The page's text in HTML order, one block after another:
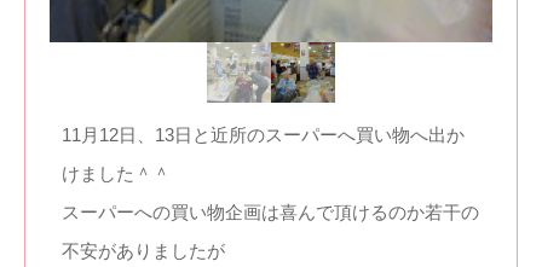
11月12日、13日と近所のスーパーへ買い物へ出か
けました＾＾
スーパーへの買い物企画は喜んで頂けるのか若干の
不安がありましたが